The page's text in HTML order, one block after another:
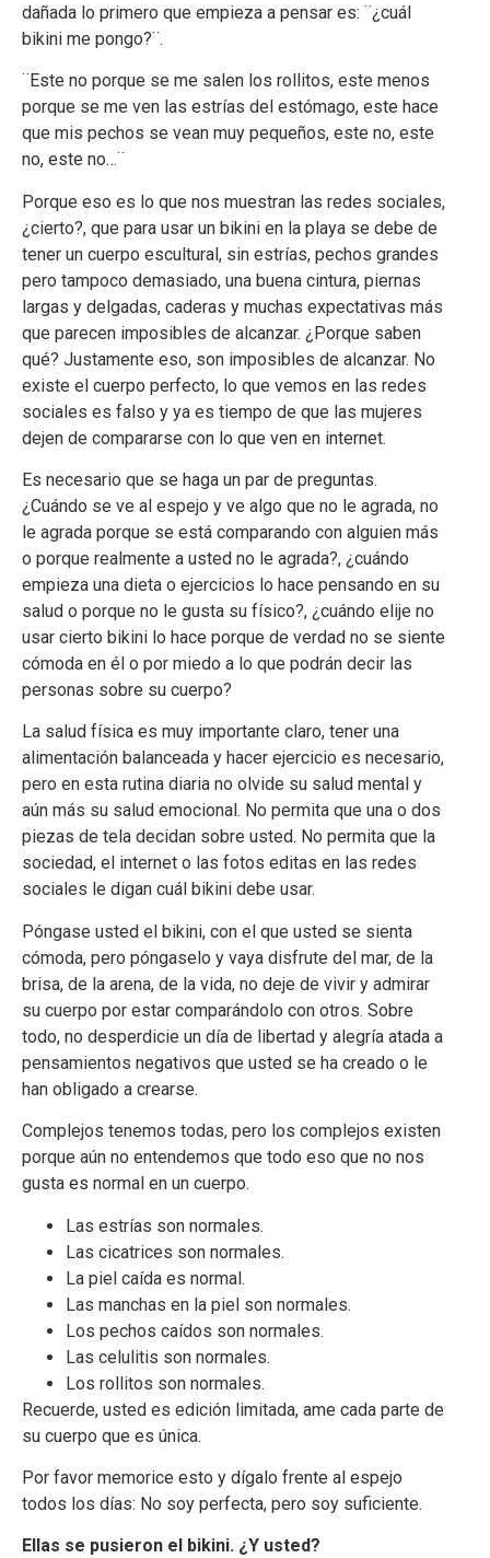
dañada lo primero que empieza a pensar es: ¨¿cuál
bikini me pongo?¨.
¨Este no porque se me salen los rollitos, este menos
porque se me ven las estrías del estómago, este hace
que mis pechos se vean muy pequeños, este no, este
no, este no…¨
Porque eso es lo que nos muestran las redes sociales,
¿cierto?, que para usar un bikini en la playa se debe de
tener un cuerpo escultural, sin estrías, pechos grandes
pero tampoco demasiado, una buena cintura, piernas
largas y delgadas, caderas y muchas expectativas más
que parecen imposibles de alcanzar. ¿Porque saben
qué? Justamente eso, son imposibles de alcanzar. No
existe el cuerpo perfecto, lo que vemos en las redes
sociales es falso y ya es tiempo de que las mujeres
dejen de compararse con lo que ven en internet.
Es necesario que se haga un par de preguntas.
¿Cuándo se ve al espejo y ve algo que no le agrada, no
le agrada porque se está comparando con alguien más
o porque realmente a usted no le agrada?, ¿cuándo
empieza una dieta o ejercicios lo hace pensando en su
salud o porque no le gusta su físico?, ¿cuándo elije no
usar cierto bikini lo hace porque de verdad no se siente
cómoda en él o por miedo a lo que podrán decir las
personas sobre su cuerpo?
La salud física es muy importante claro, tener una
alimentación balanceada y hacer ejercicio es necesario,
pero en esta rutina diaria no olvide su salud mental y
aún más su salud emocional. No permita que una o dos
piezas de tela decidan sobre usted. No permita que la
sociedad, el internet o las fotos editas en las redes
sociales le digan cuál bikini debe usar.
Póngase usted el bikini, con el que usted se sienta
cómoda, pero póngaselo y vaya disfrute del mar, de la
brisa, de la arena, de la vida, no deje de vivir y admirar
su cuerpo por estar comparándolo con otros. Sobre
todo, no desperdicie un día de libertad y alegría atada a
pensamientos negativos que usted se ha creado o le
han obligado a crearse.
Complejos tenemos todas, pero los complejos existen
porque aún no entendemos que todo eso que no nos
gusta es normal en un cuerpo.
Las estrías son normales.
Las cicatrices son normales.
La piel caída es normal.
Las manchas en la piel son normales.
Los pechos caídos son normales.
Las celulitis son normales.
Los rollitos son normales.
Recuerde, usted es edición limitada, ame cada parte de
su cuerpo que es única.
Por favor memorice esto y dígalo frente al espejo
todos los días: No soy perfecta, pero soy suficiente.
Ellas se pusieron el bikini. ¿Y usted?